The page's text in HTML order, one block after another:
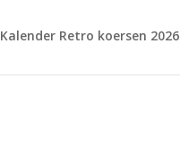
Kalender Retro koersen 2026